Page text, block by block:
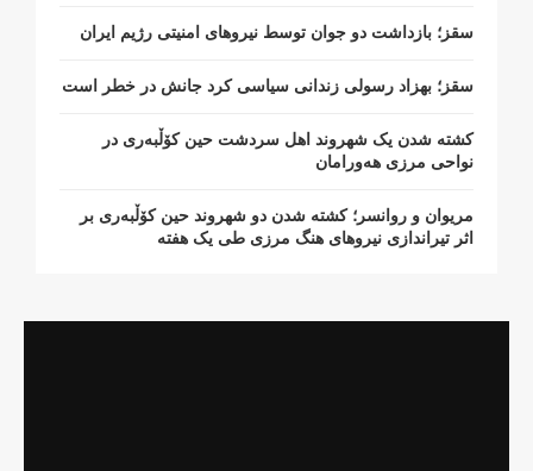
سقز؛ بازداشت دو جوان توسط نیروهای امنیتی رژیم ایران
سقز؛ بهزاد رسولی زندانی سیاسی کرد جانش در خطر است
کشتە شدن یک شهروند اهل سردشت حین کۆڵبەری در
نواحی مرزی هەورامان
مریوان و روانسر؛ کشته شدن دو شهروند حین کۆڵبەری بر
اثر تیراندازی نیروهای هنگ مرزی طی یک هفته